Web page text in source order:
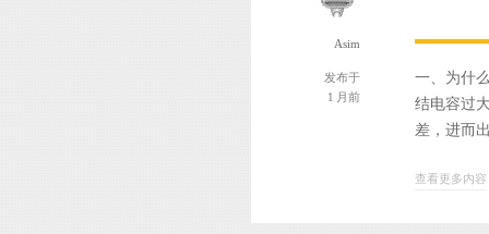
Asim
发布于
1 月前
一、为什
结电容过
差，进而
查看更多内容